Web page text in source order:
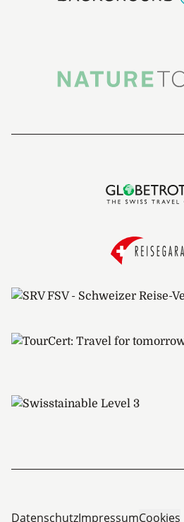
DatenschutzImpressumCookies